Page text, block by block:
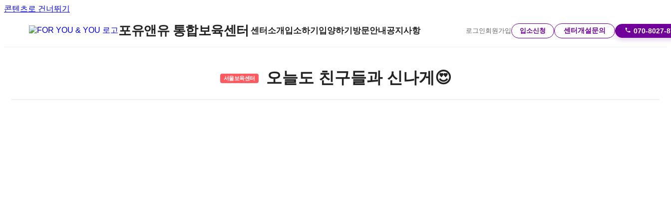
콘텐츠로 건너뛰기
포유앤유 통합보육센터 센터소개 입소하기 입양하기 방문안내 공지사항 로그인 회원가입 입소신청 센터개설문의 070-8027-
서울보육센터 오늘도 친구들과 신나게😍